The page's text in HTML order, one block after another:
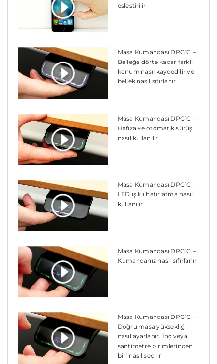
eşleştirilir
Masa Kumandası DPG1C –
Belleğe dörte kadar farklı
konum nasıl kaydedilir ve
bellek nasıl sıfırlanır
Masa Kumandası DPG1C –
Hafıza ve otomatik sürüş
nasıl kullanılır
Masa Kumandası DPG1C –
LED ışıklı hatırlatma nasıl
kullanılır
Masa Kumandası DPG1C –
Kumandanız nasıl sıfırlanır
Masa Kumandası DPG1C –
Doğru masa yüksekliği
nasıl ayarlanır. İnç veya
santimetre birimlerinden
biri nasıl seçilir